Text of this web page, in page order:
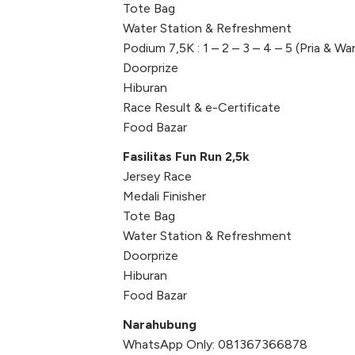
Tote Bag
Water Station & Refreshment
Podium 7,5K : 1 – 2 – 3 – 4 – 5 (Pria &
Doorprize
Hiburan
Race Result & e-Certificate
Food Bazar
Fasilitas Fun Run 2,5k
Jersey Race
Medali Finisher
Tote Bag
Water Station & Refreshment
Doorprize
Hiburan
Food Bazar
Narahubung
WhatsApp Only: 081367366878